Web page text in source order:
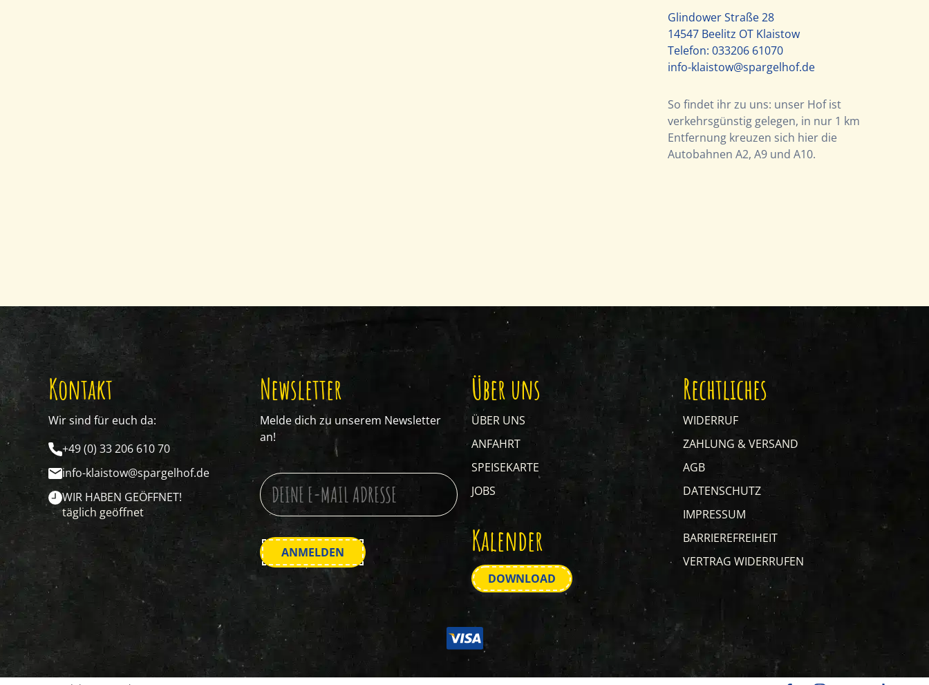
Glindower Straße 28
14547 Beelitz OT Klaistow
Telefon: 033206 61070
info-klaistow@spargelhof.de
So findet ihr zu uns: unser Hof ist
verkehrsgünstig gelegen, in nur 1 km
Entfernung kreuzen sich hier die
Autobahnen A2, A9 und A10.
Kontakt
Wir sind für euch da:
+49 (0) 33 206 610 70
info-klaistow@spargelhof.de
WIR HABEN GEÖFFNET!
täglich geöffnet
Newsletter
Melde dich zu unserem Newsletter
an!
Über uns
ÜBER UNS
ANFAHRT
SPEISEKARTE
JOBS
Kalender
DOWNLOAD
Rechtliches
WIDERRUF
ZAHLUNG & VERSAND
AGB
DATENSCHUTZ
IMPRESSUM
BARRIEREFREIHEIT
VERTRAG WIDERRUFEN